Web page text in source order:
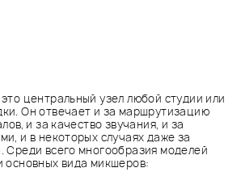
центральный узел любой студии или
Он отвечает и за маршрутизацию
и за качество звучания, и за
и в некоторых случаях даже за
Среди всего многообразия моделей
основных вида микшеров: